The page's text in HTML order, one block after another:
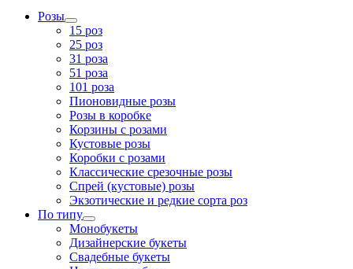
Розы
15 роз
25 роз
31 роза
51 роза
101 роза
Пионовидные розы
Розы в коробке
Корзины с розами
Кустовые розы
Коробки с розами
Классические срезочные розы
Спрей (кустовые) розы
Экзотические и редкие сорта роз
По типу
Монобукеты
Дизайнерские букеты
Свадебные букеты